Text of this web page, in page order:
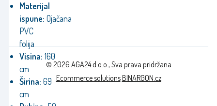
Materijal
ispune: Ojačana
PVC
folija
Visina: 160
cm
Širina: 69
cm
© 2026 AGA24 d.o.o., Sva prava pridržana
Ecommerce solutionsBINARGON.cz